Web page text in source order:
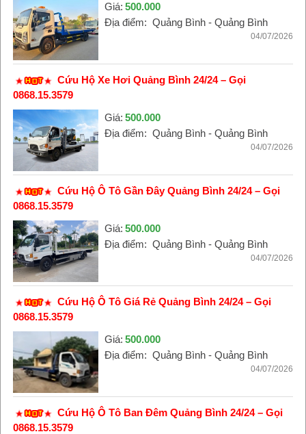
Giá: 500.000
Địa điểm: Quảng Bình - Quảng Bình
04/07/2026
Cứu Hộ Xe Hơi Quảng Bình 24/24 – Gọi
0868.15.3579
Giá: 500.000
Địa điểm: Quảng Bình - Quảng Bình
04/07/2026
Cứu Hộ Ô Tô Gần Đây Quảng Bình 24/24 – Gọi
0868.15.3579
Giá: 500.000
Địa điểm: Quảng Bình - Quảng Bình
04/07/2026
Cứu Hộ Ô Tô Giá Rẻ Quảng Bình 24/24 – Gọi
0868.15.3579
Giá: 500.000
Địa điểm: Quảng Bình - Quảng Bình
04/07/2026
Cứu Hộ Ô Tô Ban Đêm Quảng Bình 24/24 – Gọi
0868.15.3579